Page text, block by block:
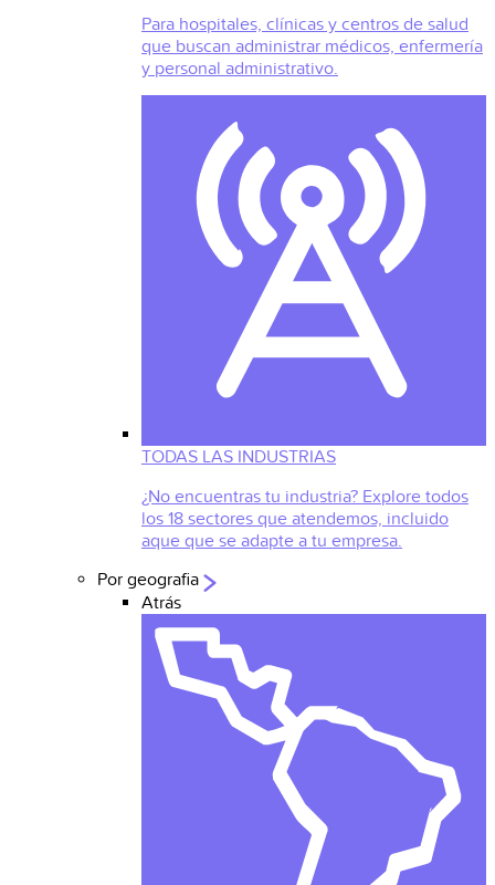
Para hospitales, clínicas y centros de salud
que buscan administrar médicos, enfermería
y personal administrativo.
TODAS LAS INDUSTRIAS
¿No encuentras tu industria? Explore todos
los 18 sectores que atendemos, incluido
aque que se adapte a tu empresa.
Por geografia
Atrás